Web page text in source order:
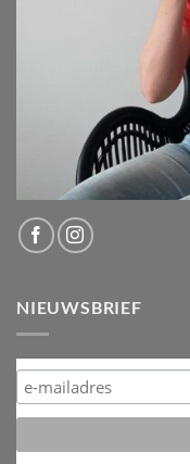
NIEUWSBRIEF